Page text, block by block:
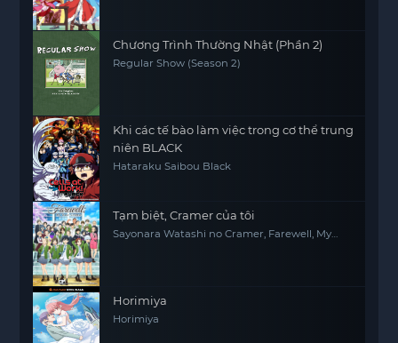
Chương Trình Thường Nhật (Phần 2)
Regular Show (Season 2)
Khi các tế bào làm việc trong cơ thể trung
niên BLACK
Hataraku Saibou Black
Tạm biệt, Cramer của tôi
Sayonara Watashi no Cramer, Farewell, My
Horimiya
Horimiya